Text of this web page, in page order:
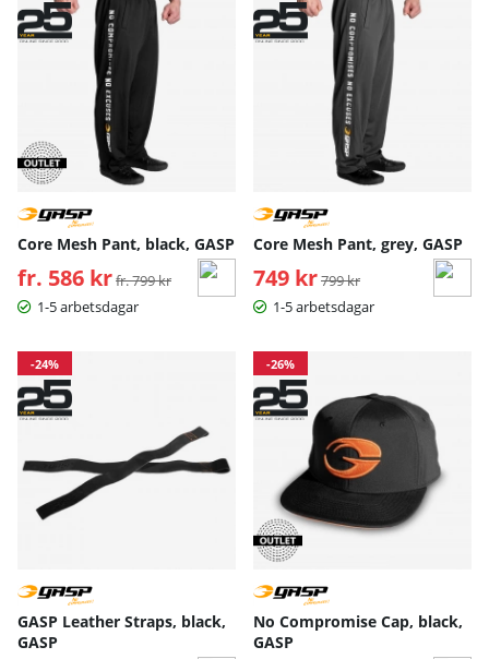
Core Mesh Pant, black, GASP
fr. 586 kr Ordinarie pris:
fr. 799 kr
1-5 arbetsdagar
Core Mesh Pant, grey, GASP
749 krOrdinarie pris:
799 kr
1-5 arbetsdagar
-24%
GASP Leather Straps, black,
GASP
-26%
No Compromise Cap, black,
GASP